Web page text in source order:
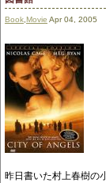
Book Movie Apr 04, 2005
昨日書いた村上春樹の